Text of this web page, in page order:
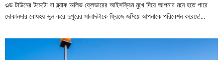
ওল্ড টাউনের টমেটো বা ব্ল্যাক অলিভ ফ্লেভারের আইসক্রিম মুখে দিয়ে আপনার মনে হতে পারে
দোকানদার বোধহয় ভুল করে দুপুরের সালাদটাকে ফ্রিজে জমিয়ে আপনাকে পরিবেশন করেছে!...